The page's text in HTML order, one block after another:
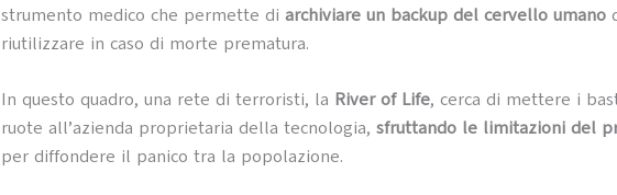
strumento medico che permette di archiviare un backup del cervello umano
riutilizzare in caso di morte prematura.
In questo quadro, una rete di terroristi, la River of Life, cerca di mettere i
ruote all’azienda proprietaria della tecnologia, sfruttando le limitazioni del
per diffondere il panico tra la popolazione.